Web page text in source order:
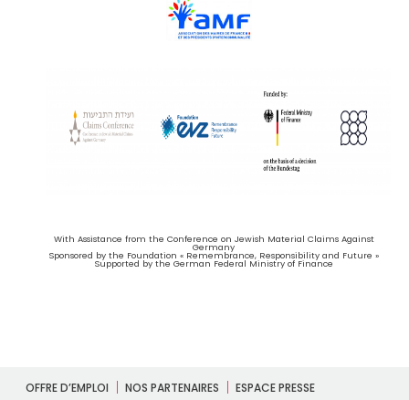
With Assistance from the Conference on Jewish Material Claims Against
Germany
Sponsored by the Foundation « Remembrance, Responsibility and Future »
Supported by the German Federal Ministry of Finance
OFFRE D’EMPLOI NOS PARTENAIRES ESPACE PRESSE